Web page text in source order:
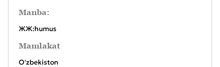
Manba:
ЖЖ:humus
Mamlakat
O'zbekiston